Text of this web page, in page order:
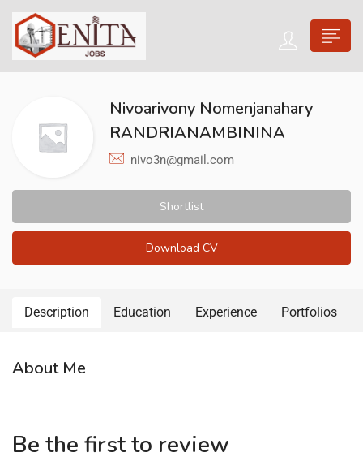
Nivoarivony Nomenjanahary
RANDRIANAMBININA
nivo3n@gmail.com
Shortlist
Download CV
Description Education Experience Portfolios
About Me
Be the first to review